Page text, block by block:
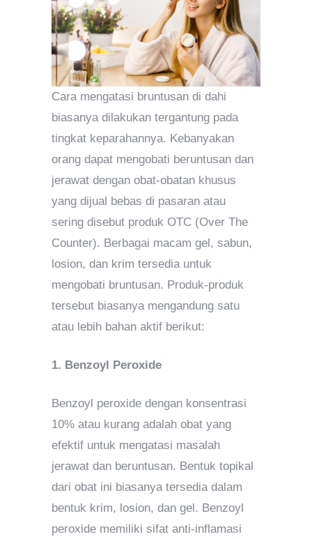
Cara mengatasi bruntusan di dahi
biasanya dilakukan tergantung pada
tingkat keparahannya. Kebanyakan
orang dapat mengobati beruntusan dan
jerawat dengan obat-obatan khusus
yang dijual bebas di pasaran atau
sering disebut produk OTC (Over The
Counter). Berbagai macam gel, sabun,
losion, dan krim tersedia untuk
mengobati bruntusan. Produk-produk
tersebut biasanya mengandung satu
atau lebih bahan aktif berikut:
1. Benzoyl Peroxide
Benzoyl peroxide dengan konsentrasi
10% atau kurang adalah obat yang
efektif untuk mengatasi masalah
jerawat dan beruntusan. Bentuk topikal
dari obat ini biasanya tersedia dalam
bentuk krim, losion, dan gel. Benzoyl
peroxide memiliki sifat anti-inflamasi